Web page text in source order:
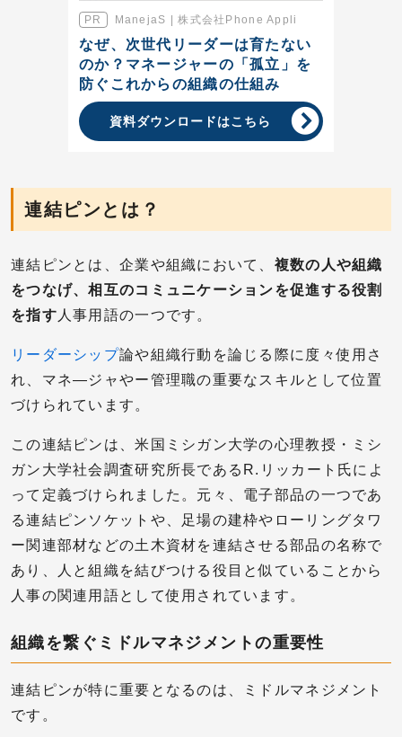
ManejaS | 株式会社Phone Appli
なぜ、次世代リーダーは育たない
のか？マネージャーの「孤立」を
防ぐこれからの組織の仕組み
資料ダウンロードはこちら
連結ピンとは？
連結ピンとは、企業や組織において、 複数の人や組織
をつなげ、相互のコミュニケーションを促進する役割
を指す 人事用語の一つです。
リーダーシップ論や組織行動を論じる際に度々使用さ
れ、マネ―ジャやー管理職の重要なスキルとして位置
づけられています。
この連結ピンは、米国ミシガン大学の心理教授・ミシ
ガン大学社会調査研究所長であるR.リッカート氏によ
って定義づけられました。元々、電子部品の一つであ
る連結ピンソケットや、足場の建枠やローリングタワ
ー関連部材などの土木資材を連結させる部品の名称で
あり、人と組織を結びつける役目と似ていることから
人事の関連用語として使用されています。
組織を繋ぐミドルマネジメントの重要性
連結ピンが特に重要となるのは、ミドルマネジメント
です。